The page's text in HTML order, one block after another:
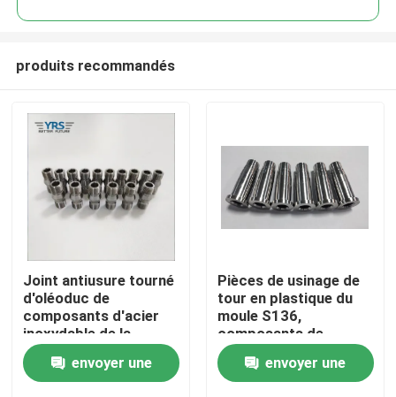
Maison
Au sujet de nous
Visite d'usine
produits recommandés
Joint antiusure tourné
d'oléoduc de
composants d'acier
inoxydable de la
tolérance 0.02mm
envoyer une
Pièces de usinage de
tour en plastique du
moule S136,
composants de
rotation universels de
commande numérique
par ordinateur
envoyer une